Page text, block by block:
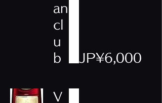
an
cl
u
b
JP¥6,000
V